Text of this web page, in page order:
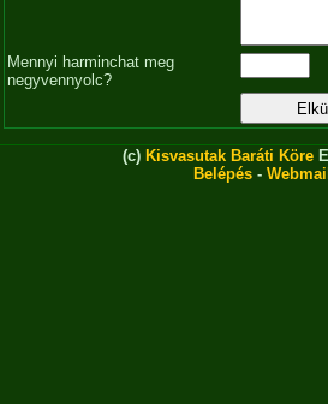
Mennyi harminchat meg
negyvennyolc?
(c) Kisvasutak Baráti Köre
Belépés -